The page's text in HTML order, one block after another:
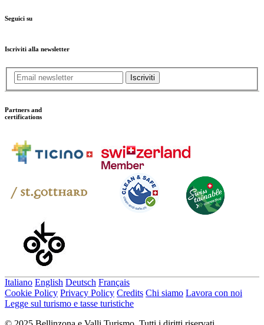
Seguici su
Iscriviti alla newsletter
Iscriviti
Partners and
certifications
Italiano English Deutsch Français
Cookie Policy Privacy Policy Credits Chi siamo Lavora con noi
Legge sul turismo e tasse turistiche